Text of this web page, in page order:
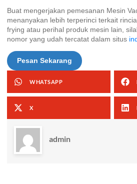
Buat mengerjakan pemesanan Mesin
menanyakan lebih terperinci terkait
frying atau perihal produk mesin lain,
nomor yang udah tercatat dalam situs
Pesan Sekarang
WHATSAPP
X
admin